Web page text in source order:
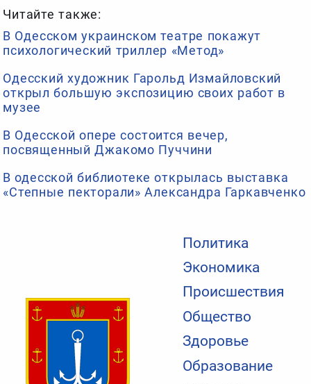
Политика
Экономика
Происшествия
Общество
Здоровье
Образование
Читайте также:
В Одесском украинском театре покажут
психологический триллер «Метод»
Одесский художник Гарольд Измайловский
открыл большую экспозицию своих работ в
музее
В Одесской опере состоится вечер,
посвященный Джакомо Пуччини
В одесской библиотеке открылась выставка
«Степные пекторали» Александра Гаркавченко